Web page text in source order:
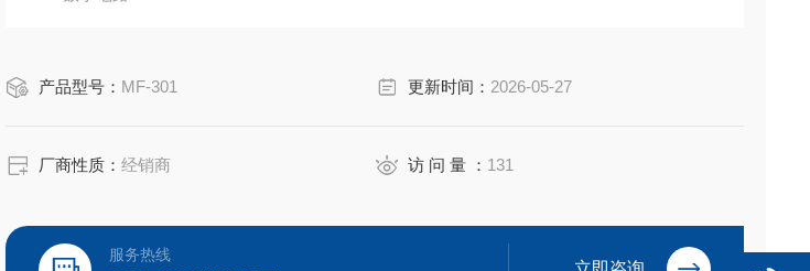
产品型号： MF-301 更新时间： 2026-05-27
厂商性质：经销商 访 问 量 ： 131
服务热线